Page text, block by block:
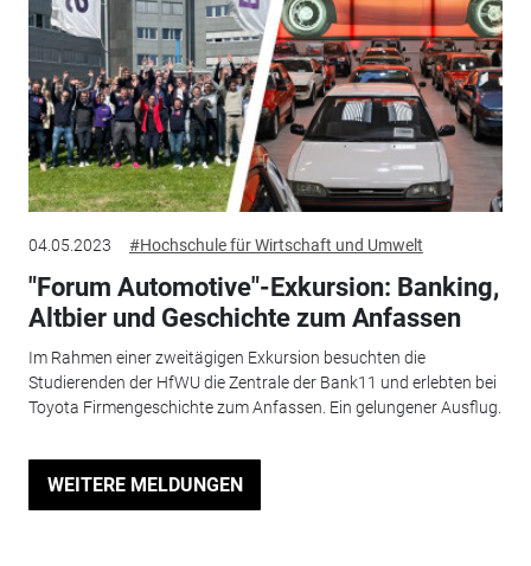
04.05.2023 #Hochschule für Wirtschaft und Umwelt
"Forum Automotive"-Exkursion: Banking,
Altbier und Geschichte zum Anfassen
Im Rahmen einer zweitägigen Exkursion besuchten die
Studierenden der HfWU die Zentrale der Bank11 und erlebten bei
Toyota Firmengeschichte zum Anfassen. Ein gelungener Ausflug.
WEITERE MELDUNGEN